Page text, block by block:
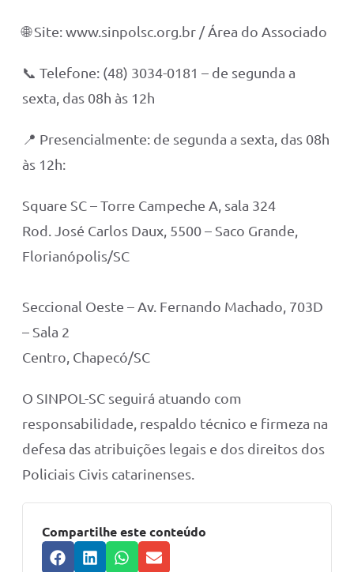
🌐 Site: www.sinpolsc.org.br / Área do Associado
📞 Telefone: (48) 3034-0181 – de segunda a
sexta, das 08h às 12h
📍 Presencialmente: de segunda a sexta, das 08h
às 12h:
Square SC – Torre Campeche A, sala 324
Rod. José Carlos Daux, 5500 – Saco Grande,
Florianópolis/SC
Seccional Oeste – Av. Fernando Machado, 703D
– Sala 2
Centro, Chapecó/SC
O SINPOL-SC seguirá atuando com
responsabilidade, respaldo técnico e firmeza na
defesa das atribuições legais e dos direitos dos
Policiais Civis catarinenses.
Compartilhe este conteúdo